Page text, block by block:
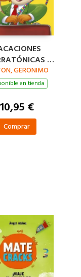
3º
GERONIMO
en tienda
10,95 €
Comprar